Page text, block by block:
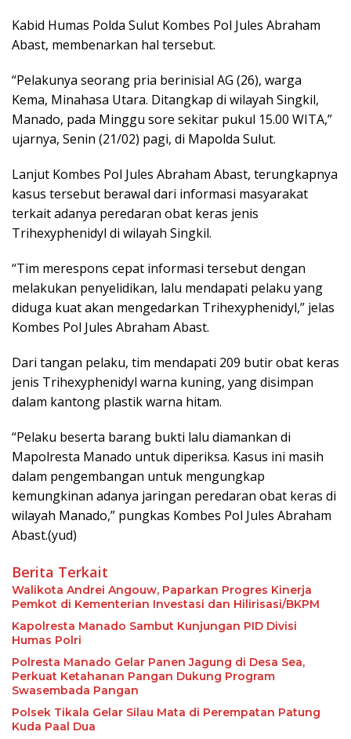
Kabid Humas Polda Sulut Kombes Pol Jules Abraham
Abast, membenarkan hal tersebut.
“Pelakunya seorang pria berinisial AG (26), warga
Kema, Minahasa Utara. Ditangkap di wilayah Singkil,
Manado, pada Minggu sore sekitar pukul 15.00 WITA,”
ujarnya, Senin (21/02) pagi, di Mapolda Sulut.
Lanjut Kombes Pol Jules Abraham Abast, terungkapnya
kasus tersebut berawal dari informasi masyarakat
terkait adanya peredaran obat keras jenis
Trihexyphenidyl di wilayah Singkil.
“Tim merespons cepat informasi tersebut dengan
melakukan penyelidikan, lalu mendapati pelaku yang
diduga kuat akan mengedarkan Trihexyphenidyl,” jelas
Kombes Pol Jules Abraham Abast.
Dari tangan pelaku, tim mendapati 209 butir obat keras
jenis Trihexyphenidyl warna kuning, yang disimpan
dalam kantong plastik warna hitam.
“Pelaku beserta barang bukti lalu diamankan di
Mapolresta Manado untuk diperiksa. Kasus ini masih
dalam pengembangan untuk mengungkap
kemungkinan adanya jaringan peredaran obat keras di
wilayah Manado,” pungkas Kombes Pol Jules Abraham
Abast.(yud)
Berita Terkait
Walikota Andrei Angouw, Paparkan Progres Kinerja
Pemkot di Kementerian Investasi dan Hilirisasi/BKPM
Kapolresta Manado Sambut Kunjungan PID Divisi
Humas Polri
Polresta Manado Gelar Panen Jagung di Desa Sea,
Perkuat Ketahanan Pangan Dukung Program
Swasembada Pangan
Polsek Tikala Gelar Silau Mata di Perempatan Patung
Kuda Paal Dua